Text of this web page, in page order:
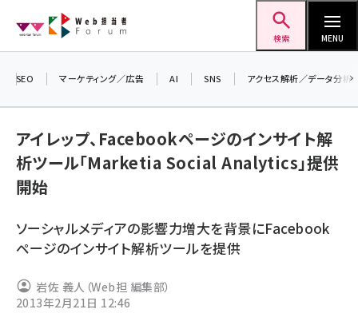
ン
検索 MENU
youtube (2441)
セミナー (2310)
SEO マーケティング／広告 AI SNS アクセス解析／データ分析
アイレップ、Facebookページのインサイト解
析ツール「Marketia Social Analytics」提供
開始
ソーシャルメディアの影響力増大を背景にFacebook
ページのインサイト解析ツールを提供
岩佐 義人（Web担 編集部）
2013年2月21日 12:46